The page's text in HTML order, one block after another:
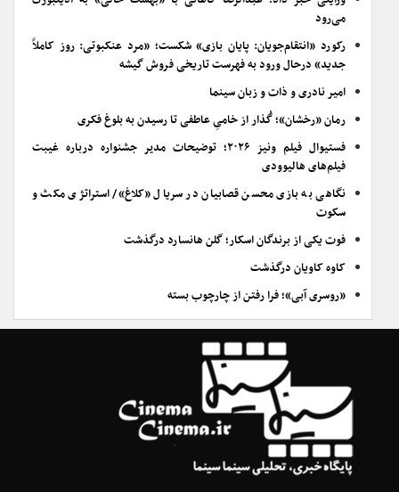
می‌رود
رکورد «انتقام‌جویان: پایان بازی» شکست؛ «مرد عنکبوتی: روز کاملاً
جدید» درحال ورود به فهرست تاریخی فروش گیشه
امیر نادری و ذات و زبان سینما
رمان «رخشان»؛ گُذار از خامیِ عاطفی تا رسیدن به بلوغ فکری
فستیوال فیلم ونیز ۲۰۲۶؛ توضیحات مدیر جشنواره درباره غیبت
فیلم‌های هالیوودی
نگاهی به بازی محسن قصابیان در سریال «کلاغ»/ استراتژی مکث و
سکوت
فوت یکی از برندگان اسکار؛ گلن هانسارد درگذشت
کاوه کاویان درگذشت
«روسری آبی»؛ فرا رفتن از چارچوب بسته